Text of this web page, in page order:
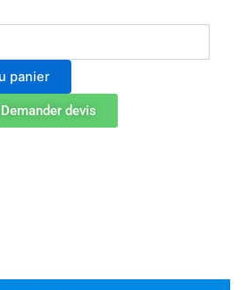
panier
Demander devis